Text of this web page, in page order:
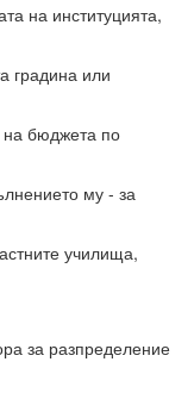
на институцията,
градина или
бюджета по
му - за
училища,
за разпределение